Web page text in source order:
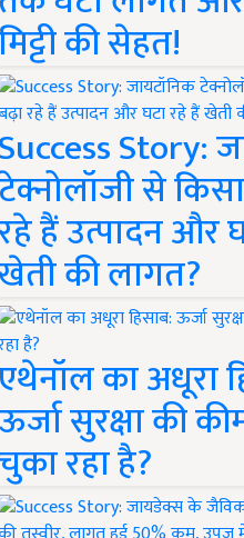
की सेहत!
Success Story:
से
हैं उत्पादन और
की लागत?
का अधूरा
सुरक्षा की
रहा है?